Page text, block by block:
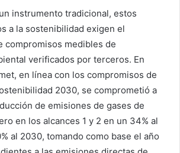
instrumento tradicional, estos
a la sostenibilidad exigen el
compromisos medibles de
verificados por terceros. En
en línea con los compromisos de
2030, se comprometió a
de emisiones de gases de
en los alcances 1 y 2 en un 34% al
al 2030, tomando como base el año